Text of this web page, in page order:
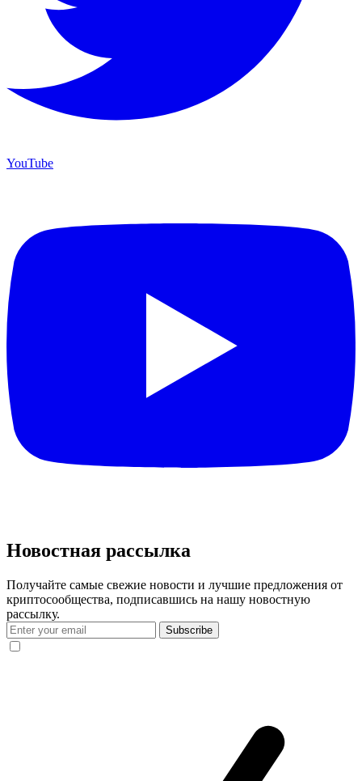
YouTube
Новостная рассылка
Получайте самые свежие новости и лучшие предложения от
криптосообщества, подписавшись на нашу новостную
рассылку.
Subscribe